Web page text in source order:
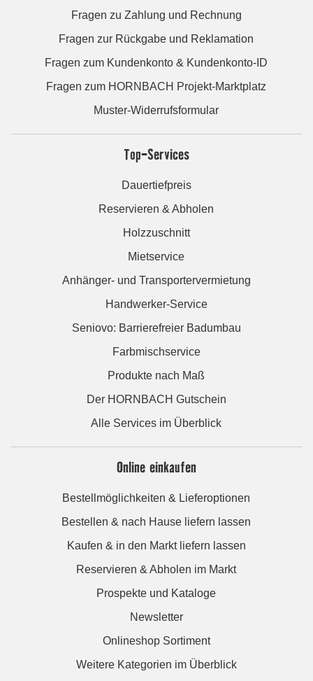
Fragen zu Zahlung und Rechnung
Fragen zur Rückgabe und Reklamation
Fragen zum Kundenkonto & Kundenkonto-ID
Fragen zum HORNBACH Projekt-Marktplatz
Muster-Widerrufsformular
Top-Services
Dauertiefpreis
Reservieren & Abholen
Holzzuschnitt
Mietservice
Anhänger- und Transportervermietung
Handwerker-Service
Seniovo: Barrierefreier Badumbau
Farbmischservice
Produkte nach Maß
Der HORNBACH Gutschein
Alle Services im Überblick
Online einkaufen
Bestellmöglichkeiten & Lieferoptionen
Bestellen & nach Hause liefern lassen
Kaufen & in den Markt liefern lassen
Reservieren & Abholen im Markt
Prospekte und Kataloge
Newsletter
Onlineshop Sortiment
Weitere Kategorien im Überblick